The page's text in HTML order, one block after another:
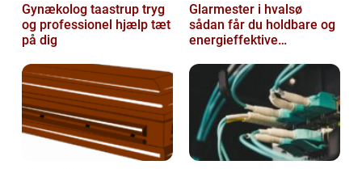
Gynækolog taastrup tryg
og professionel hjælp tæt
på dig
Glarmester i hvalsø
sådan får du holdbare og
energieffektive